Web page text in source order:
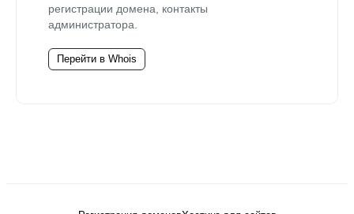
регистрации домена, контакты
администратора.
Перейти в Whois